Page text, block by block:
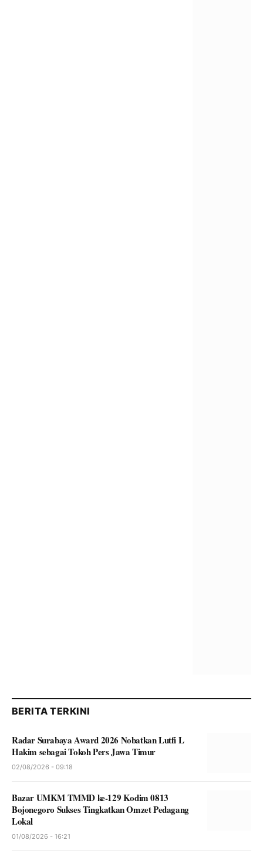
BERITA TERKINI
Radar Surabaya Award 2026 Nobatkan Lutfi L
Hakim sebagai Tokoh Pers Jawa Timur
02/08/2026 - 09:18
Bazar UMKM TMMD ke-129 Kodim 0813
Bojonegoro Sukses Tingkatkan Omzet Pedagang
Lokal
01/08/2026 - 16:21